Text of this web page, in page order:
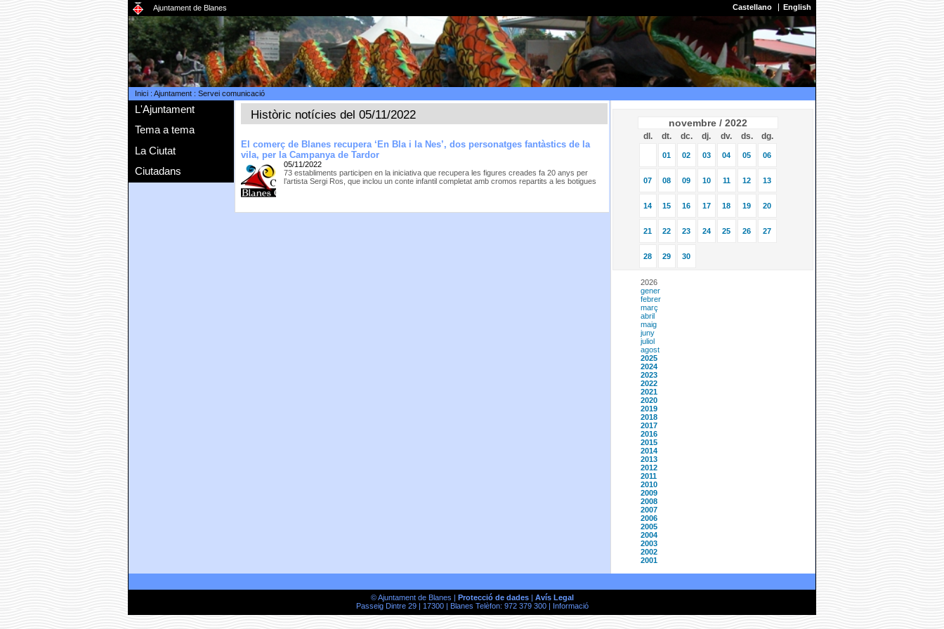
Ajuntament de Blanes Castellano English
Inici: Ajuntament: Servei comunicació
L'Ajuntament
Tema a tema
La Ciutat
Ciutadans
Històric notícies del 05/11/2022
El comerç de Blanes recupera ‘En Bla i la Nes’, dos personatges fantàstics de la
vila, per la Campanya de Tardor
05/11/2022
73 establiments participen en la iniciativa que recupera les figures creades fa 20 anys per
l’artista Sergi Ros, que inclou un conte infantil completat amb cromos repartits a les botigues
novembre / 2022
dl. dt. dc. dj. dv. ds. dg.
01 02 03 04 05 06
07 08 09 10 11 12 13
14 15 16 17 18 19 20
21 22 23 24 25 26 27
28 29 30
2026
gener
febrer
març
abril
maig
juny
juliol
agost
2025
2024
2023
2022
2021
2020
2019
2018
2017
2016
2015
2014
2013
2012
2011
2010
2009
2008
2007
2006
2005
2004
2003
2002
2001
© Ajuntament de Blanes | Protecció de dades| Avís Legal
Passeig Dintre 29 | 17300 | Blanes Telèfon: 972 379 300 |
Informació